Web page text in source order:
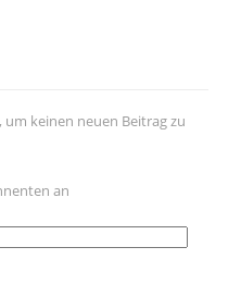
um keinen neuen Beitrag zu
an